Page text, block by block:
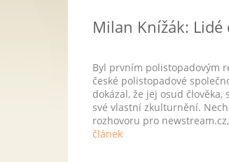
Milan Knížák:
Byl prvním polistopadovým
české polistopadové
dokázal, že jej osud
své vlastní zkulturnění.
rozhovoru pro
článek